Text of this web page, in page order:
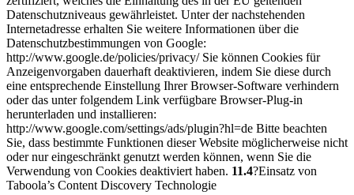
Datenschutzniveaus gewährleistet. Unter der nachstehenden
Internetadresse erhalten Sie weitere Informationen über die
Datenschutzbestimmungen von Google:
http://www.google.de/policies/privacy/ Sie können Cookies für
Anzeigenvorgaben dauerhaft deaktivieren, indem Sie diese durch
eine entsprechende Einstellung Ihrer Browser-Software verhindern
oder das unter folgendem Link verfügbare Browser-Plug-in
herunterladen und installieren:
http://www.google.com/settings/ads/plugin?hl=de Bitte beachten
Sie, dass bestimmte Funktionen dieser Website möglicherweise nicht
oder nur eingeschränkt genutzt werden können, wenn Sie die
Verwendung von Cookies deaktiviert haben. 11.4?Einsatz von
Taboola’s Content Discovery Technologie